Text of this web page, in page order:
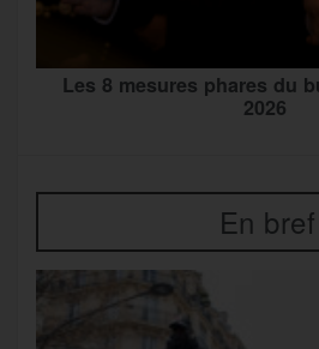
Les 8 mesures phares du
2026
En bref